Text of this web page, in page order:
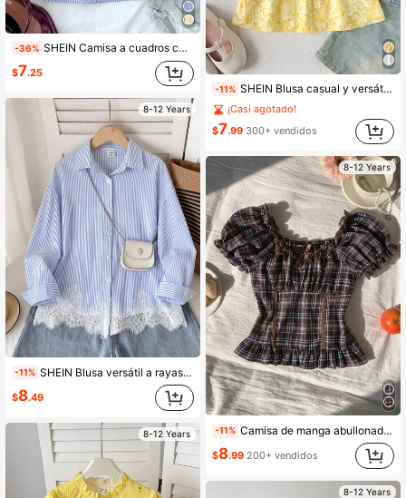
-36% SHEIN Camisa a cuadros casual minimalista y cómoda con lazo en la espalda para niña preadolescente
$7.25
8-12 Years
-11% SHEIN Blusa versátil a rayas azules y blancas con volantes para niñas jóvenes y preadolescentes, se puede usar como capa interior o exterior, moda casual diaria, adecuada para la temporada de graduación, ocasiones formales, regreso a la escuela
$8.49
8-12 Years
-11% SHEIN Blusa casual y versátil para uso diario con jacquard, nudos y pliegues para niñas preadolescentes
¡Casi agotado!
$7.99 300+ vendidos
8-12 Years
-11% Camisa de manga abullonada con volantes y estampado de cuadros vintage casual para niñas preadolescentes, verano
$8.99 200+ vendidos
8-12 Years